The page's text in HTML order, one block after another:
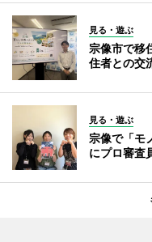
見る・遊ぶ
宗像市で移
住者との交
見る・遊ぶ
宗像で「モ
にプロ審査